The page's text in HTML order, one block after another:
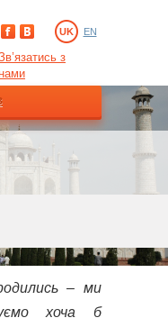
з
нами
UK EN
– ми
хоча б